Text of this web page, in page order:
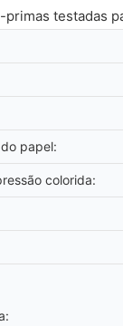
testadas
papel:
colorida: